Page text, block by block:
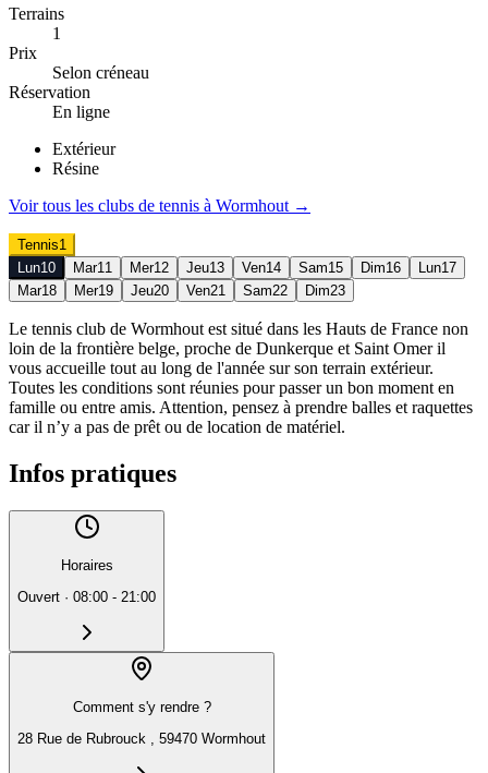
Terrains
1
Prix
Selon créneau
Réservation
En ligne
Extérieur
Résine
Voir tous les clubs de tennis à Wormhout →
Tennis1
Lun10 Mar11 Mer12 Jeu13 Ven14 Sam15 Dim16 Lun17
Mar18 Mer19 Jeu20 Ven21 Sam22 Dim23
Le tennis club de Wormhout est situé dans les Hauts de France non
loin de la frontière belge, proche de Dunkerque et Saint Omer il
vous accueille tout au long de l'année sur son terrain extérieur.
Toutes les conditions sont réunies pour passer un bon moment en
famille ou entre amis. Attention, pensez à prendre balles et raquettes
car il n’y a pas de prêt ou de location de matériel.
Infos pratiques
Horaires
Ouvert · 08:00 - 21:00
Comment s'y rendre ?
28 Rue de Rubrouck , 59470 Wormhout